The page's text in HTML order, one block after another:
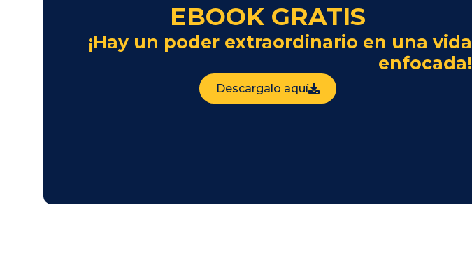
EBOOK GRATIS
¡Hay un poder extraordinario en una vida
enfocada!
Descargalo aquí